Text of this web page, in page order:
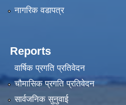
नागरिक वडापत्र
Reports
वार्षिक प्रगति प्रतिवेदन
चौमासिक प्रगति प्रतिवेदन
सार्वजनिक सुनुवाई